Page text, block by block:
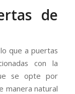
de
que a puertas
con la
se opte por
manera natural